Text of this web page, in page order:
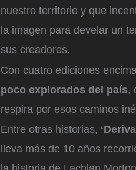
nuestro territorio y que
la imagen para develar un
sus creadores.
Con cuatro ediciones
poco explorados del país,
respira por esos caminos
Entre otras historias,
lleva más de 10 años